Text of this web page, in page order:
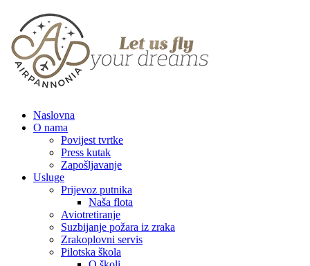
Naslovna
O nama
Povijest tvrtke
Press kutak
Zapošljavanje
Usluge
Prijevoz putnika
Naša flota
Aviotretiranje
Suzbijanje požara iz zraka
Zrakoplovni servis
Pilotska škola